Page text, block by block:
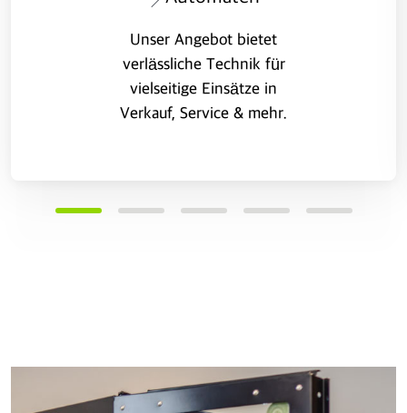
Unser Angebot bietet
verlässliche Technik für
vielseitige Einsätze in
Verkauf, Service & mehr.